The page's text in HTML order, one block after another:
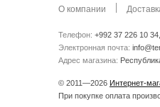
О компании
Телефон: +992 37 226 10
Электронная почта:
Адрес магазина:
© 2011—2026 Интернет-
При покупке оплата